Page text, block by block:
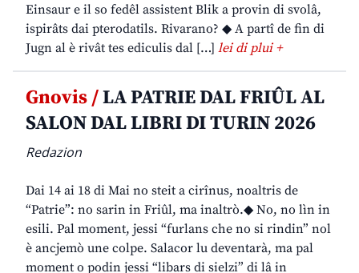
Einsaur e il so fedêl assistent Blik a provin di svolâ,
ispirâts dai pterodatils. Rivarano? ◆ A partî de fin di
Jugn al è rivât tes ediculis dal […] lei di plui +
Gnovis /LA PATRIE DAL FRIÛL AL
SALON DAL LIBRI DI TURIN 2026
Redazion
Dai 14 ai 18 di Mai no steit a cirînus, noaltris de
“Patrie”: no sarin in Friûl, ma inaltrò.◆ No, no lìn in
esili. Pal moment, jessi “furlans che no si rindin” nol
è ancjemò une colpe. Salacor lu deventarà, ma pal
moment o podin jessi “libars di sielzi” di lâ in